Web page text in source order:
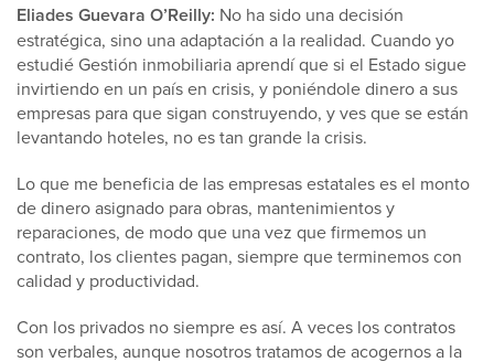
Eliades Guevara O’Reilly: No ha sido una decisión
estratégica, sino una adaptación a la realidad. Cuando yo
estudié Gestión inmobiliaria aprendí que si el Estado sigue
invirtiendo en un país en crisis, y poniéndole dinero a sus
empresas para que sigan construyendo, y ves que se están
levantando hoteles, no es tan grande la crisis.
Lo que me beneficia de las empresas estatales es el monto
de dinero asignado para obras, mantenimientos y
reparaciones, de modo que una vez que firmemos un
contrato, los clientes pagan, siempre que terminemos con
calidad y productividad.
Con los privados no siempre es así. A veces los contratos
son verbales, aunque nosotros tratamos de acogernos a la